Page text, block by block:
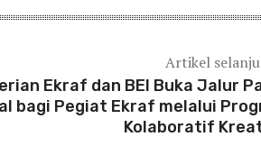
Artikel
Ekraf dan BEI Buka Jalur
bagi Pegiat Ekraf melalui
Kolaboratif